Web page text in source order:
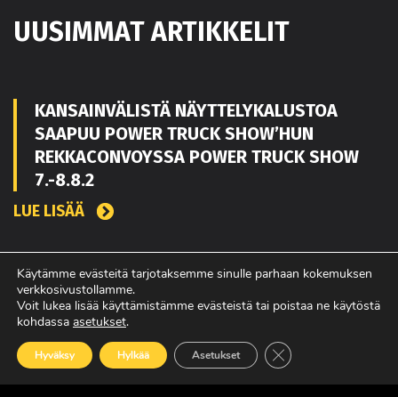
UUSIMMAT ARTIKKELIT
KANSAINVÄLISTÄ NÄYTTELYKALUSTOA
SAAPUU POWER TRUCK SHOW’HUN
REKKACONVOYSSA POWER TRUCK SHOW
7.-8.8.2
LUE LISÄÄ
TOUKO KAAKKO VAHVISTAMAAN MATEKON
MYYNTIÄ PIRKANMAALLA
LUE LISÄÄ
Käytämme evästeitä tarjotaksemme sinulle parhaan kokemuksen
verkkosivustollamme.
Voit lukea lisää käyttämistämme evästeistä tai poistaa ne käytöstä
kohdassa asetukset.
Hyväksy Hylkää Asetukset Sulje evästebanneri